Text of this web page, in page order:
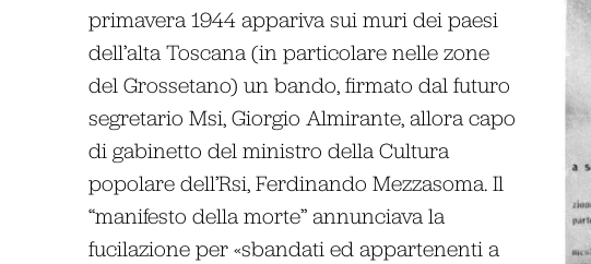
primavera 1944 appariva sui muri dei paesi
dell’alta Toscana (in particolare nelle zone
del Grossetano) un bando, firmato dal futuro
segretario Msi, Giorgio Almirante, allora capo
di gabinetto del ministro della Cultura
popolare dell’Rsi, Ferdinando Mezzasoma. Il
“manifesto della morte” annunciava la
fucilazione per «sbandati ed appartenenti a